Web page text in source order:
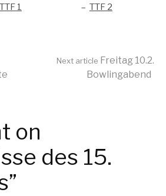
TTF 1 – TTF 2
Next article Freitag 10.2.
Bowlingabend
on
des 15.